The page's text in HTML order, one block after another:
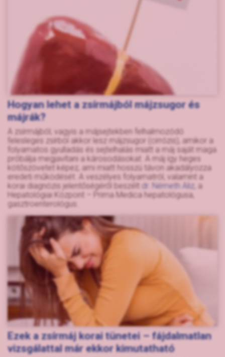
Hogyan lehet a zsírmájból májzsugor és
májrák?
A zsírmájból, vagyis a májsejtekben felhalmozódó
felesleges zsírból akkor lesz májzsugor (cirrózis), amikor a
folyamatos gyulladás és sejtelhalás miatt a máj saját maga
próbálja megjavítani a károsodásokat. A máj így heges
kötőszövetet képez, ami miatt hosszú távon akadályozza
eredeti működését. A veszélyes folyamatról, valamint a
korai diagnózis jelentőségéről beszélt dr. Németh Aliz , a
Hepatológiai Központ – Prima Medica hepatológusa,
gasztroenterológus.
Ezek a zsírmáj korai tünetei – fájdalmatlan
vizsgálattal már ekkor kimutatható